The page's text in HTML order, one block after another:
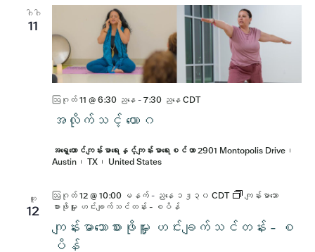
ပါ။
ဂါဂါ
11
အလိုက်သင့် ယောဂ
ဩဂုတ် 11 @ 6:30 ညနေ-7:30 ညနေ CDT
အရှေ့တောင်ကျန်းမာရေးနှင့်ကျန်းမာရေးစင်တာ2901 Montopolis Drive၊
Austin၊ TX၊ United States
ဟူး
12
ကျန်းမာသောစားဖိုမှူး ဟင်းချက်သင်တန်း - စ
ပိန်
ဩဂုတ် 12 @ 10:00 မနက်- ညနေ ၁၂း၃၀ CDT
ကျန်းမာသော
စားဖိုမှူး ဟင်းချက်သင်တန်း - စပိန်